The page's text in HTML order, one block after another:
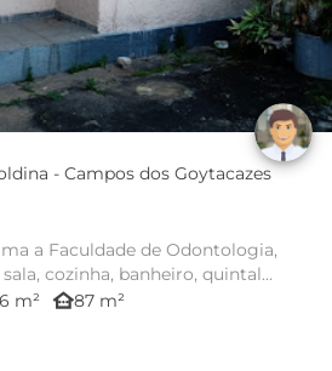
Casa no Parque Leopoldina - Campos dos Goytacazes
a Faculdade de Odontologia,
cozinha, banheiro, quintal
m² other_houses87 m²